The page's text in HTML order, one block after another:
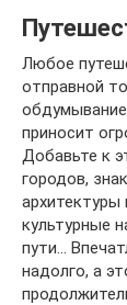
Любое
отправной
приносит
Добавьте к
городов,
архитектуры
культурные
пути…
надолго, а